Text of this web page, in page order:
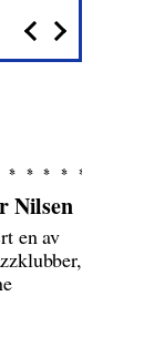
Nilsen
en av